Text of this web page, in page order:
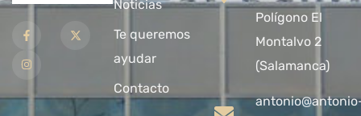
Noticias
Te queremos
ayudar
Contacto
Polígono El
Montalvo 2
(Salamanca)